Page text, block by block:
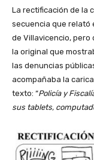
La rectificación de la
secuencia que relató
de Villavicencio, pero
la original que
las denuncias
acompañaba la
texto: “Policía y
sus tablets,